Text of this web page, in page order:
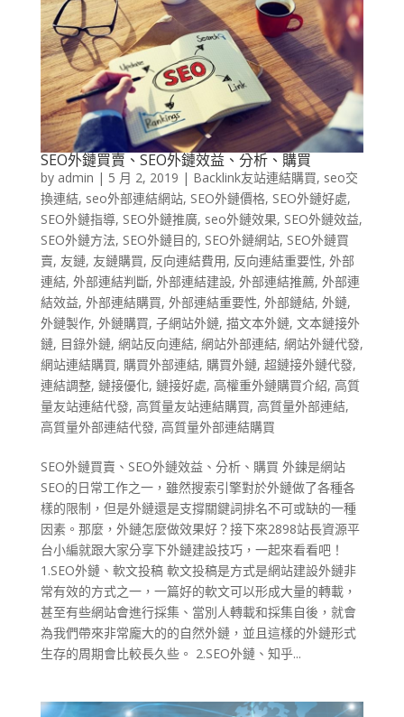
SEO外鏈買賣、SEO外鏈效益、分析、購買
by admin | 5 月 2, 2019 | Backlink友站連結購買, seo交
換連結, seo外部連結網站, SEO外鏈價格, SEO外鏈好處,
SEO外鏈指導, SEO外鏈推廣, seo外鏈效果, SEO外鏈效益,
SEO外鏈方法, SEO外鏈目的, SEO外鏈網站, SEO外鏈買
賣, 友鏈, 友鏈購買, 反向連結費用, 反向連結重要性, 外部
連結, 外部連結判斷, 外部連結建設, 外部連結推薦, 外部連
結效益, 外部連結購買, 外部連結重要性, 外部鏈結, 外鏈,
外鏈製作, 外鏈購買, 子網站外鏈, 描文本外鏈, 文本鏈接外
鏈, 目錄外鏈, 網站反向連結, 網站外部連結, 網站外鏈代發,
網站連結購買, 購買外部連結, 購買外鏈, 超鏈接外鏈代發,
連結調整, 鏈接優化, 鏈接好處, 高權重外鏈購買介紹, 高質
量友站連結代發, 高質量友站連結購買, 高質量外部連結,
高質量外部連結代發, 高質量外部連結購買
SEO外鏈買賣、SEO外鏈效益、分析、購買 外鍊是網站
SEO的日常工作之一，雖然搜索引擎對於外鏈做了各種各
樣的限制，但是外鏈還是支撐關鍵詞排名不可或缺的一種
因素。那麼，外鏈怎麼做效果好？接下來2898站長資源平
台小編就跟大家分享下外鏈建設技巧，一起來看看吧！
1.SEO外鏈、軟文投稿 軟文投稿是方式是網站建設外鏈非
常有效的方式之一，一篇好的軟文可以形成大量的轉載，
甚至有些網站會進行採集、當別人轉載和採集自後，就會
為我們帶來非常龐大的的自然外鏈，並且這樣的外鏈形式
生存的周期會比較長久些。 2.SEO外鏈、知乎...